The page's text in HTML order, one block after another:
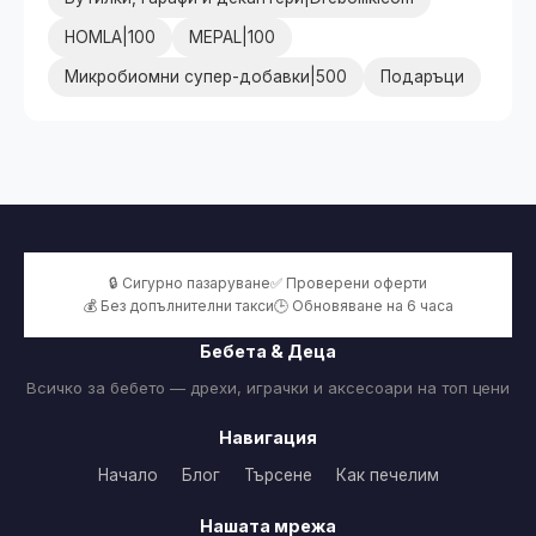
HOMLA|100 MEPAL|100
Микробиомни супер-добавки|500 Подаръци
🔒 Сигурно пазаруване✅ Проверени оферти
💰 Без допълнителни такси🕒 Обновяване на 6 часа
Бебета & Деца
Всичко за бебето — дрехи, играчки и аксесоари на топ цени
Навигация
Начало Блог Търсене Как печелим
Нашата мрежа